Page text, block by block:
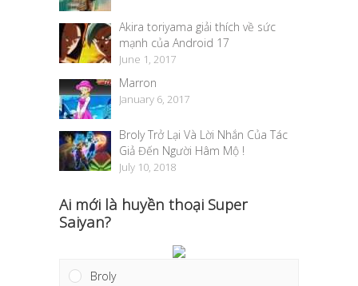
Akira toriyama giải thích về sức
mạnh của Android 17
June 1, 2017
Marron
January 6, 2017
Broly Trở Lại Và Lời Nhắn Của Tác
Giả Đến Người Hâm Mộ !
July 10, 2018
Ai mới là huyền thoại Super
Saiyan?
Broly